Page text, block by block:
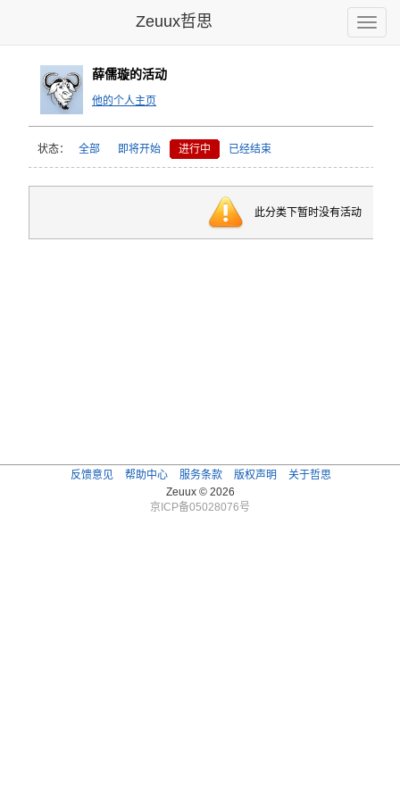
Toggle
Zeuux哲思
薛儒璇的活动
他的个人主页
状态： 全部 即将开始 进行中 已经结束
此分类下暂时没有活动
反馈意见 帮助中心 服务条款 版权声明
关于哲思
Zeuux © 2026
京ICP备05028076号